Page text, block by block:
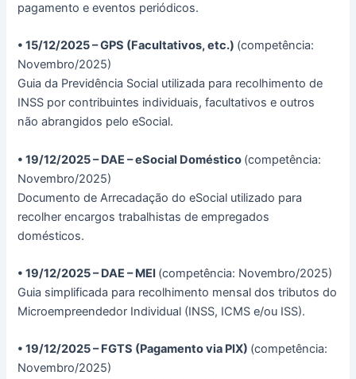
pagamento e eventos periódicos.
• 15/12/2025 – GPS (Facultativos, etc.) (competência:
Novembro/2025)
Guia da Previdência Social utilizada para recolhimento de
INSS por contribuintes individuais, facultativos e outros
não abrangidos pelo eSocial.
• 19/12/2025 – DAE – eSocial Doméstico (competência:
Novembro/2025)
Documento de Arrecadação do eSocial utilizado para
recolher encargos trabalhistas de empregados
domésticos.
• 19/12/2025 – DAE – MEI (competência: Novembro/2025)
Guia simplificada para recolhimento mensal dos tributos do
Microempreendedor Individual (INSS, ICMS e/ou ISS).
• 19/12/2025 – FGTS (Pagamento via PIX) (competência:
Novembro/2025)